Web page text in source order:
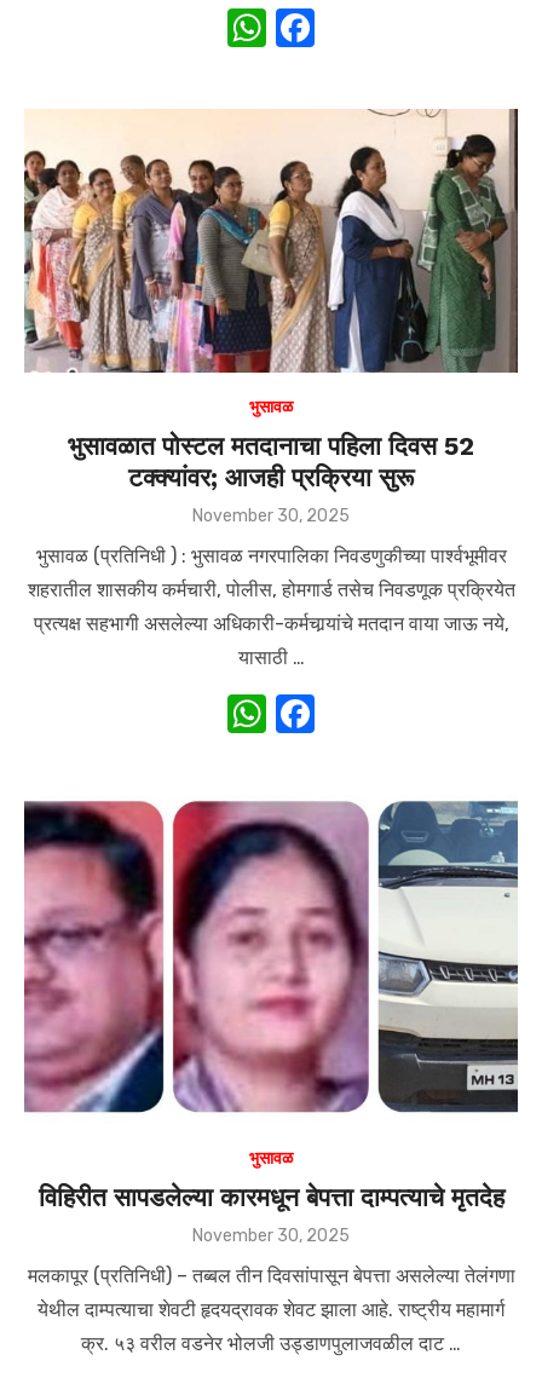
W
at
A
p
p
c
b
o
o
k
भुसावळ
भुसावळात पोस्टल मतदानाचा पहिला दिवस 52
टक्क्यांवर; आजही प्रक्रिया सुरू
Posted
November 30, 2025
भुसावळ (प्रतिनिधी ) : भुसावळ नगरपालिका निवडणुकीच्या पार्श्वभूमीवर
शहरातील शासकीय कर्मचारी, पोलीस, होमगार्ड तसेच निवडणूक प्रक्रियेत
प्रत्यक्ष सहभागी असलेल्या अधिकारी-कर्मचार्‍यांचे मतदान वाया जाऊ नये,
यासाठी …
W
at
s
A
p
p
c
e
b
o
o
k
भुसावळ
विहिरीत सापडलेल्या कारमधून बेपत्ता दाम्पत्याचे मृतदेह
Posted
November 30, 2025
मलकापूर (प्रतिनिधी) – तब्बल तीन दिवसांपासून बेपत्ता असलेल्या तेलंगणा
येथील दाम्पत्याचा शेवटी हृदयद्रावक शेवट झाला आहे. राष्ट्रीय महामार्ग
क्र. ५३ वरील वडनेर भोलजी उड्डाणपुलाजवळील दाट …